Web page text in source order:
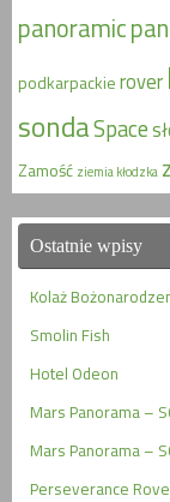
panoramic
podkarpackierover
sondaSpace
Zamość ziemia kłodzka
Ostatnie wpisy
Kolaż
Smolin Fish
Hotel Odeon
Mars Panorama –
Mars Panorama –
Perseverance